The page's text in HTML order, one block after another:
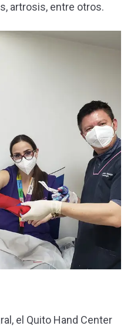
artrosis, entre otros.
el Quito Hand Center